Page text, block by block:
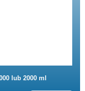
lub 2000 ml